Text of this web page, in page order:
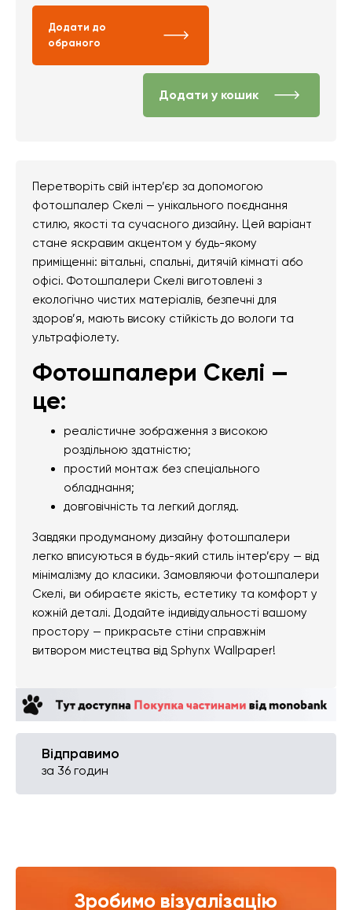
Додати до
обраного
Додати у кошик
Перетворіть свій інтер’єр за допомогою
фотошпалер Скелі — унікального поєднання
стилю, якості та сучасного дизайну. Цей варіант
стане яскравим акцентом у будь-якому
приміщенні: вітальні, спальні, дитячій кімнаті або
офісі. Фотошпалери Скелі виготовлені з
екологічно чистих матеріалів, безпечні для
здоров’я, мають високу стійкість до вологи та
ультрафіолету.
Фотошпалери Скелі —
це:
реалістичне зображення з високою
роздільною здатністю;
простий монтаж без спеціального
обладнання;
довговічність та легкий догляд.
Завдяки продуманому дизайну фотошпалери
легко вписуються в будь-який стиль інтер’єру — від
мінімалізму до класики. Замовляючи фотошпалери
Скелі, ви обираєте якість, естетику та комфорт у
кожній деталі. Додайте індивідуальності вашому
простору — прикрасьте стіни справжнім
витвором мистецтва від Sphynx Wallpaper!
Відправимо
за 36 годин
Зробимо візуалізацію